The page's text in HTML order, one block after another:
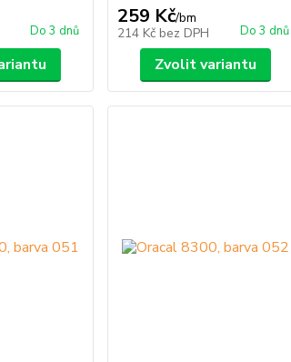
Do 3 dnů
259 Kč/bm
214 Kč bez DPH Do 3 dnů
Zvolit variantu